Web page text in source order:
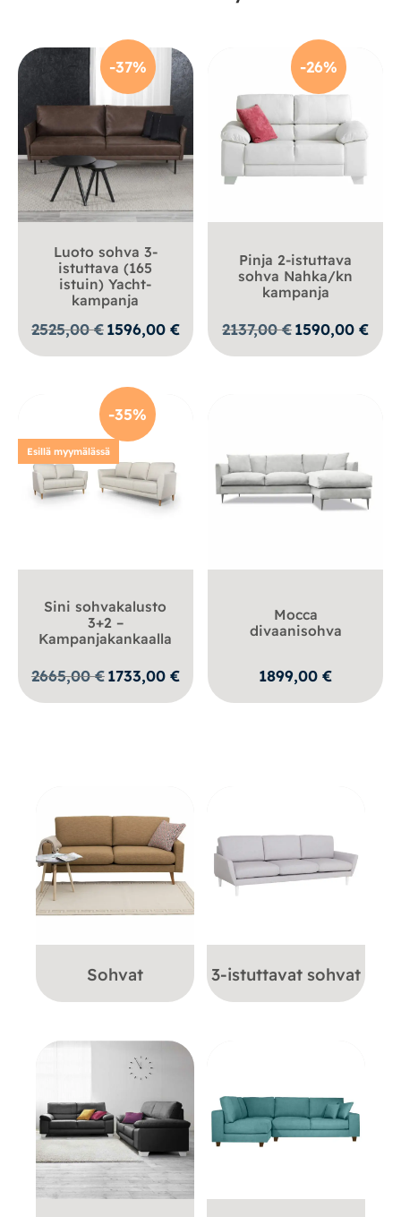
-37%
Luoto sohva 3-
istuttava (165
istuin) Yacht-
kampanja
2525,00€ Alkuperäinen
oli:
1596,00 €Nykyinen
hinta
-26%
Pinja 2-istuttava
sohva Nahka/kn
kampanja
2137,00€ Alkuperäinen
oli:
1590,00€
hinta
-35%
Esillä myymälässä
Sini sohvakalusto
3+2 –
Kampanjakankaalla
2665,00€ Alkuperäinen
oli:
1733,00 €Nykyinen
hinta
Mocca
divaanisohva
1899,00€
Sohvat 3-istuttavat sohvat